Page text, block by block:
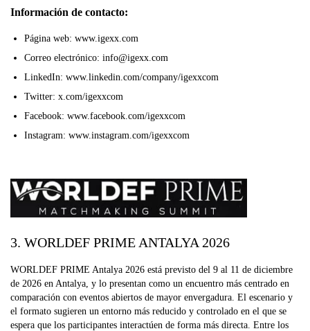
Información de contacto:
Página web: www.igexx.com
Correo electrónico: info@igexx.com
LinkedIn: www.linkedin.com/company/igexxcom
Twitter: x.com/igexxcom
Facebook: www.facebook.com/igexxcom
Instagram: www.instagram.com/igexxcom
3. WORLDEF PRIME ANTALYA 2026
WORLDEF PRIME Antalya 2026 está previsto del 9 al 11 de diciembre
de 2026 en Antalya, y lo presentan como un encuentro más centrado en
comparación con eventos abiertos de mayor envergadura. El escenario y
el formato sugieren un entorno más reducido y controlado en el que se
espera que los participantes interactúen de forma más directa. Entre los